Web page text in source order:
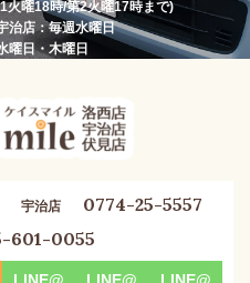
曜18時/第2火曜17時まで)
治店：毎週水曜日
曜日・木曜日
宇治店 0774-25-5557
601-0055